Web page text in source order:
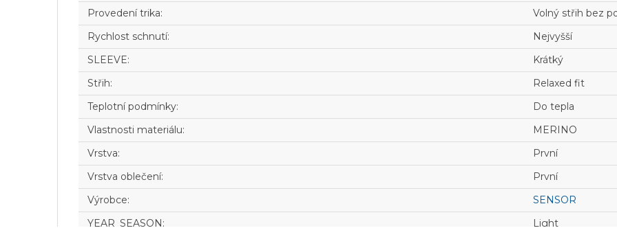
Provedení trika:
Volný střih bez
Rychlost schnutí:
Nejvyšší
SLEEVE:
Krátký
Střih:
Relaxed fit
Teplotní podmínky:
Do tepla
Vlastnosti materiálu:
MERINO
Vrstva:
První
Vrstva oblečení:
První
Výrobce:
SENSOR
YEAR_SEASON: Light